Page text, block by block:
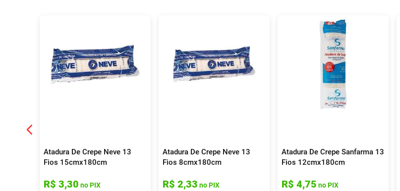
Atadura De Crepe Neve 13
Fios 15cmx180cm
R$ 3,30 no PIX
Atadura De Crepe Neve 13
Fios 8cmx180cm
R$ 2,33 no PIX
Atadura De Crepe Sanfarma 13
Fios 12cmx180cm
R$ 4,75 no PIX